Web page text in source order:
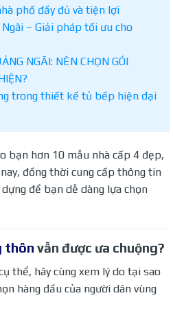
phố đầy đủ và tiện lợi
– Giải pháp tối ưu cho
NGÃI: NÊN CHỌN GÓI
trong thiết kế tủ bếp hiện đại
bạn hơn 10 mẫu nhà cấp 4 đẹp,
đồng thời cung cấp thông tin
để bạn dễ dàng lựa chọn
thôn vẫn được ưa chuộng?
thể, hãy cùng xem lý do tại sao
hàng đầu của người dân vùng